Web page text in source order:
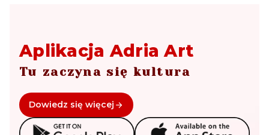
Aplikacja Adria Art
Tu zaczyna się kultura
Dowiedz się więcej